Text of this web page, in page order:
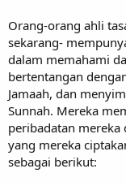
Orang-orang ahli
sekarang-
dalam memahami
bertentangan
Jamaah, dan
Sunnah. Mereka
peribadatan
yang mereka
sebagai berikut: